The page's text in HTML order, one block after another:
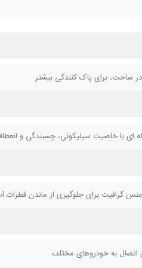
در ساخت، برای پاک کنندگی بیشتر
ای با خاصیت سیلیکونی، چسبندگی و
گرافیت برای جلوگیری از ماندن قطرات
اتصال به خودروهای مختلف